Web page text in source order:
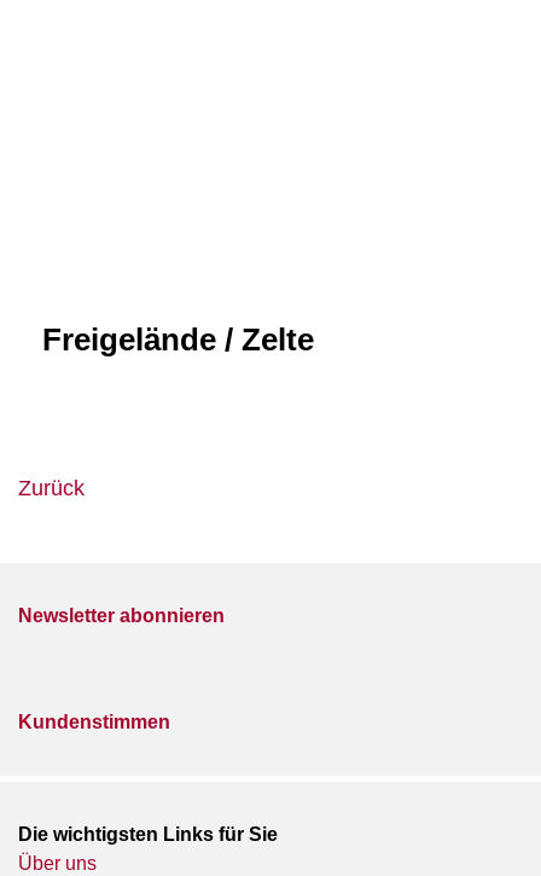
Freigelände / Zelte
Zurück
Newsletter abonnieren
Kundenstimmen
Die wichtigsten Links für Sie
Über uns